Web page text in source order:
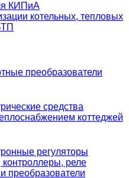
КИПиА
котельных, тепловых
преобразователи
средства
коттеджей
регуляторы
реле
преобразователи